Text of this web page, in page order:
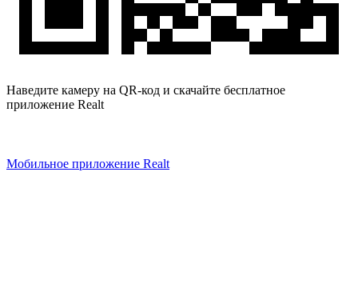
Наведите камеру на QR-код и скачайте бесплатное
приложение Realt
Мобильное приложение Realt